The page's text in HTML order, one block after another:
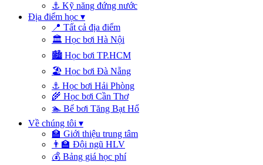
⚓ Kỹ năng đứng nước
Địa điểm học ▾
📍 Tất cả địa điểm
🏛️ Học bơi Hà Nội
🏙️ Học bơi TP.HCM
🏖️ Học bơi Đà Nẵng
⚓ Học bơi Hải Phòng
🌾 Học bơi Cần Thơ
🏊 Bể bơi Tăng Bạt Hổ
Về chúng tôi ▾
🏫 Giới thiệu trung tâm
👨‍🏫 Đội ngũ HLV
💰 Bảng giá học phí